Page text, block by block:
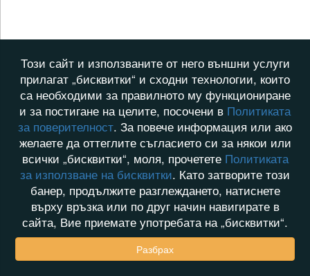
Този сайт и използваните от него външни услуги
прилагат „бисквитки“ и сходни технологии, които
са необходими за правилното му функциониране
и за постигане на целите, посочени в Политиката
за поверителност. За повече информация или ако
желаете да оттеглите съгласието си за някои или
всички „бисквитки“, моля, прочетете Политиката
за използване на бисквитки. Като затворите този
банер, продължите разглеждането, натиснете
върху връзка или по друг начин навигирате в
сайта, Вие приемате употребата на „бисквитки“.
Разбрах